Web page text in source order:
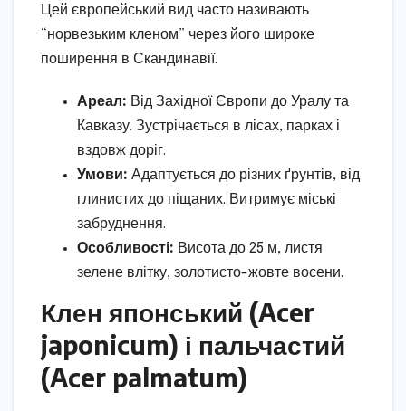
Цей європейський вид часто називають
“норвезьким кленом” через його широке
поширення в Скандинавії.
Ареал: Від Західної Європи до Уралу та
Кавказу. Зустрічається в лісах, парках і
вздовж доріг.
Умови: Адаптується до різних ґрунтів, від
глинистих до піщаних. Витримує міські
забруднення.
Особливості: Висота до 25 м, листя
зелене влітку, золотисто-жовте восени.
Клен японський (Acer
japonicum) і пальчастий
(Acer palmatum)